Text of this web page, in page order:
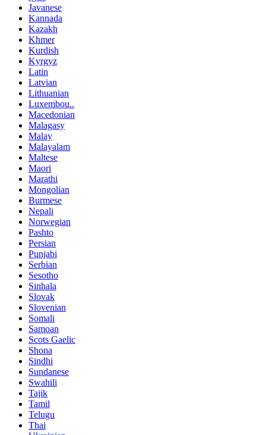
Javanese
Kannada
Kazakh
Khmer
Kurdish
Kyrgyz
Latin
Latvian
Lithuanian
Luxembou..
Macedonian
Malagasy
Malay
Malayalam
Maltese
Maori
Marathi
Mongolian
Burmese
Nepali
Norwegian
Pashto
Persian
Punjabi
Serbian
Sesotho
Sinhala
Slovak
Slovenian
Somali
Samoan
Scots Gaelic
Shona
Sindhi
Sundanese
Swahili
Tajik
Tamil
Telugu
Thai